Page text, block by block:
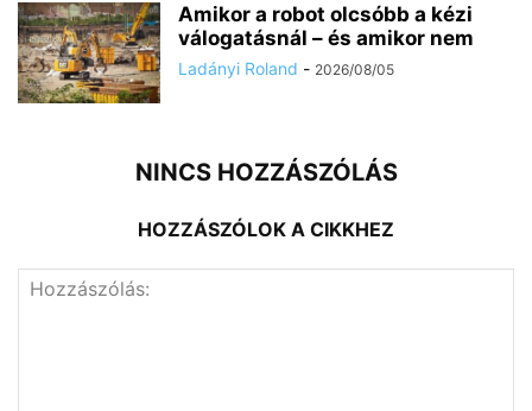
Amikor a robot olcsóbb a kézi
válogatásnál – és amikor nem
Ladányi Roland - 2026/08/05
NINCS HOZZÁSZÓLÁS
HOZZÁSZÓLOK A CIKKHEZ